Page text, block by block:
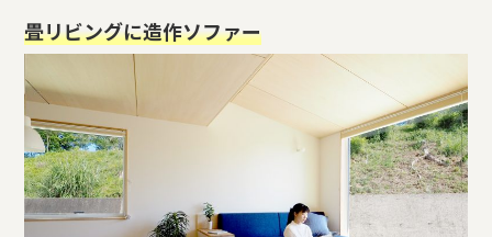
畳リビングに造作ソファー